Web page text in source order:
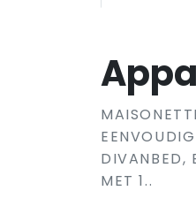
DIVANBED,
MET 1..